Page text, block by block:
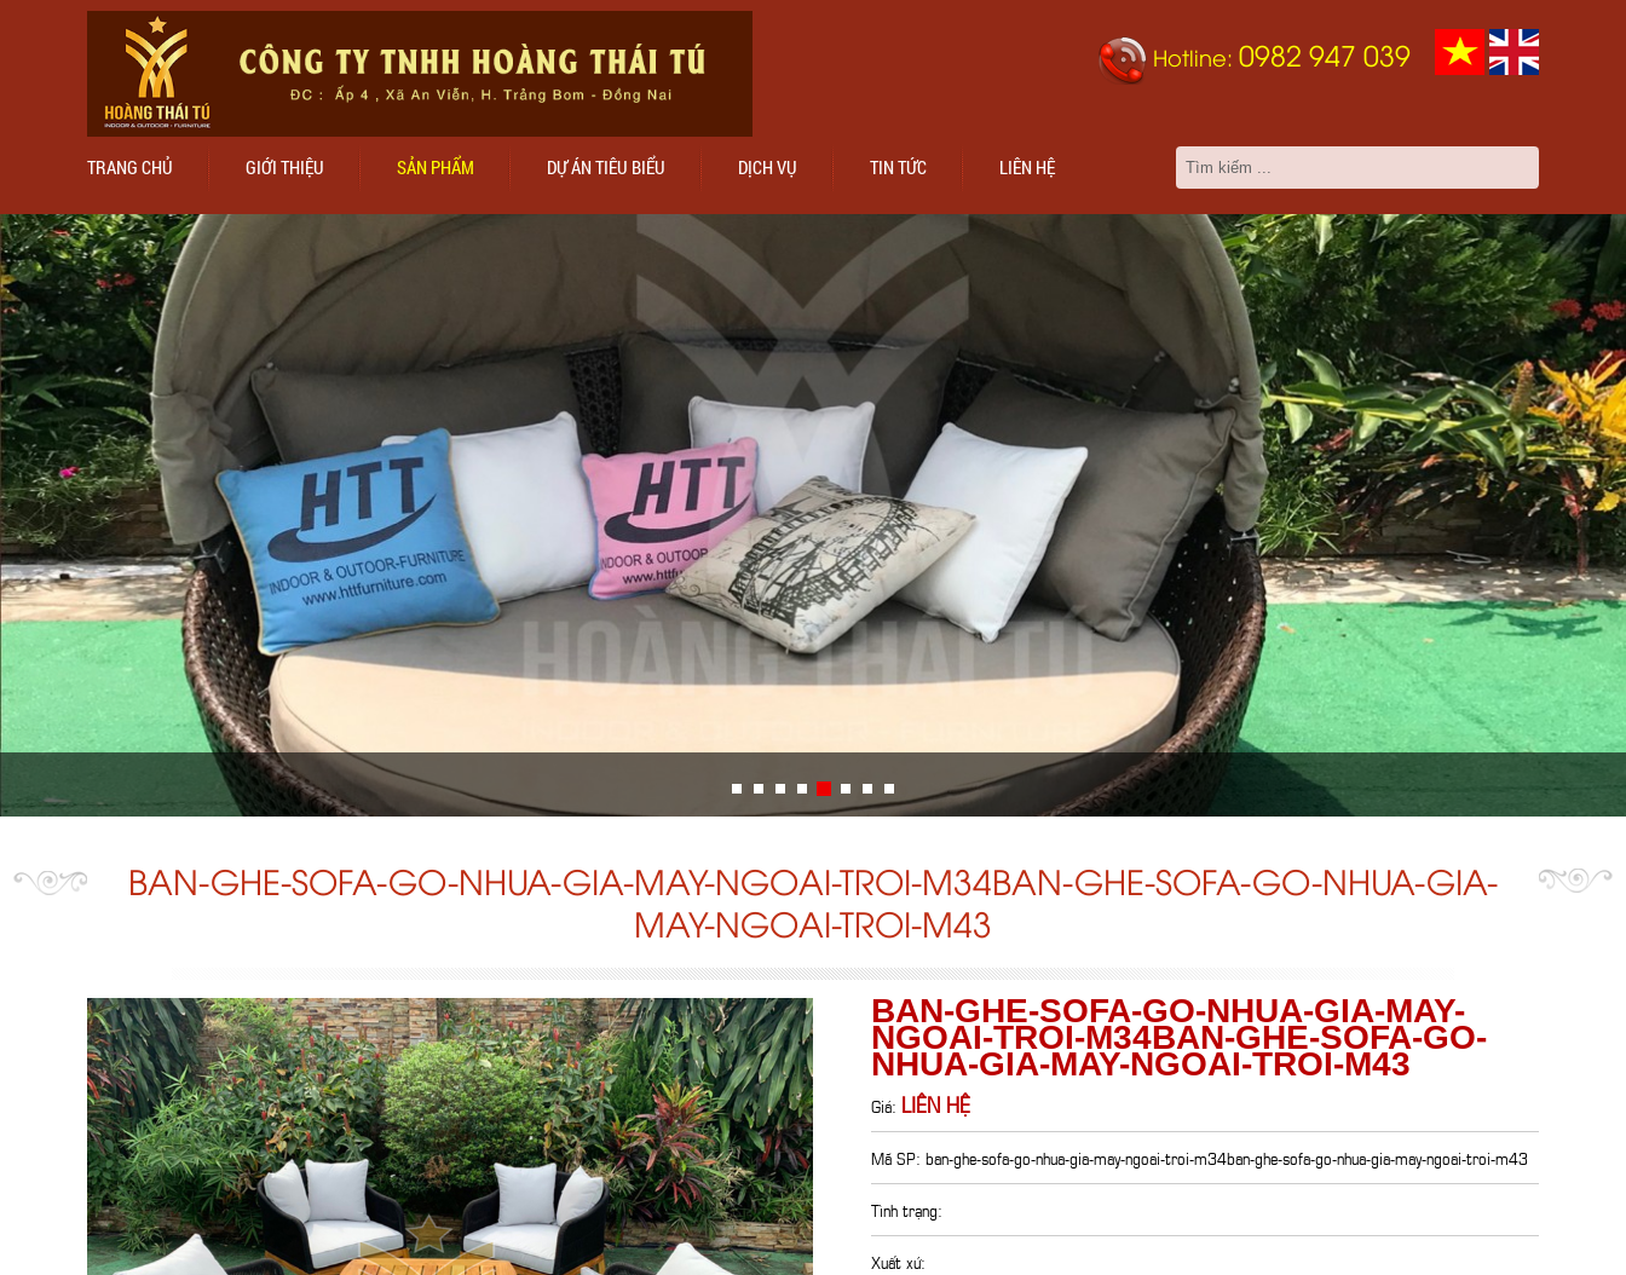
Hotline: 0982 947 039
TRANG CHỦ GIỚI THIỆU SẢN PHẨM DỰ ÁN TIÊU BIỂU DỊCH VỤ TIN TỨC LIÊN HỆ
BAN-GHE-SOFA-GO-NHUA-GIA-MAY-NGOAI-TROI-M34BAN-GHE-SOFA-GO-NHUA-GIA-
MAY-NGOAI-TROI-M43
BAN-GHE-SOFA-GO-NHUA-GIA-MAY-
NGOAI-TROI-M34BAN-GHE-SOFA-GO-
NHUA-GIA-MAY-NGOAI-TROI-M43
Giá: LIÊN HỆ
Mã SP: ban-ghe-sofa-go-nhua-gia-may-ngoai-troi-m34ban-ghe-sofa-go-nhua-gia-may-ngoai-troi-m43
Tình trạng:
Xuất xứ: